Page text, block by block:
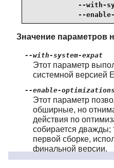
--with-
--
Значение параметров
--with-system-expat
Этот параметр
системной версией
--enable-optimizations
Этот параметр
обширные, но
действия по
собирается
первой сборке,
финальной версии.